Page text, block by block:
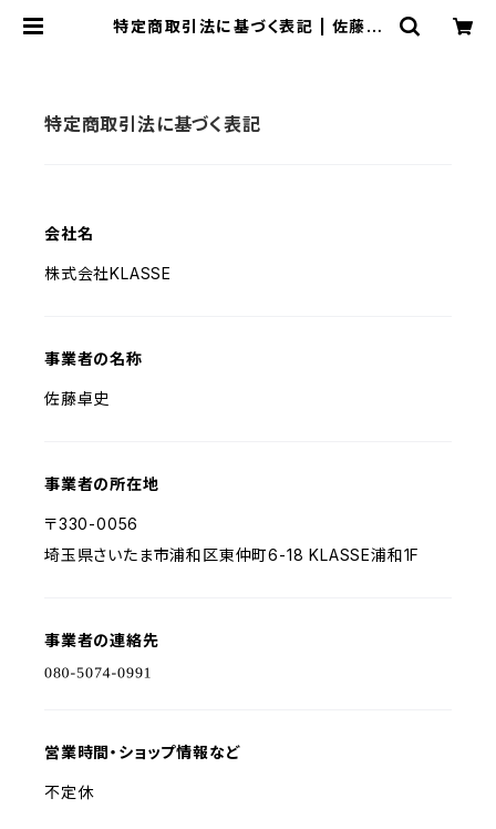
特定商取引法に基づく表記 | 佐藤卓
特定商取引法に基づく表記
会社名
株式会社KLASSE
事業者の名称
佐藤卓史
事業者の所在地
〒330-0056
埼玉県さいたま市浦和区東仲町6-18 KLASSE浦和1F
事業者の連絡先
営業時間・ショップ情報など
不定休